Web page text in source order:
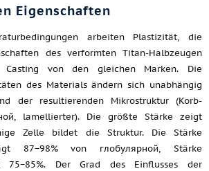
Eigenschaften
arbeiten Plastizität, die
des verformten Titan-Halbzeugen
von den gleichen Marken. Die
des Materials ändern sich unabhängig
der resultierenden Mikrostruktur (Korb-
lamellierter). Die größte Stärke zeigt
Zelle bildet die Struktur. Die Stärke
87−98% von глобулярной, Stärke
75−85%. Der Grad des Einflusses der